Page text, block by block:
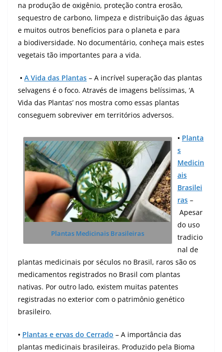
na produção de oxigênio, proteção contra erosão,
sequestro de carbono, limpeza e distribuição das águas
e muitos outros benefícios para o planeta e para
a biodiversidade. No documentário, conheça mais estes
vegetais tão importantes para a vida.
• A Vida das Plantas – A incrível superação das plantas
selvagens é o foco. Através de imagens belíssimas, ‘A
Vida das Plantas’ nos mostra como essas plantas
conseguem sobreviver em territórios adversos.
Plantas Medicinais Brasileiras
• Planta
s
Medicin
ais
Brasilei
ras –
Apesar
do uso
tradicio
nal de
plantas medicinais por séculos no Brasil, raros são os
medicamentos registrados no Brasil com plantas
nativas. Por outro lado, existem muitas patentes
registradas no exterior com o patrimônio genético
brasileiro.
• Plantas e ervas do Cerrado – A importância das
plantas medicinais brasileiras. Produzido pela Bioma